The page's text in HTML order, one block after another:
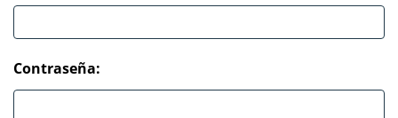
Contraseña: